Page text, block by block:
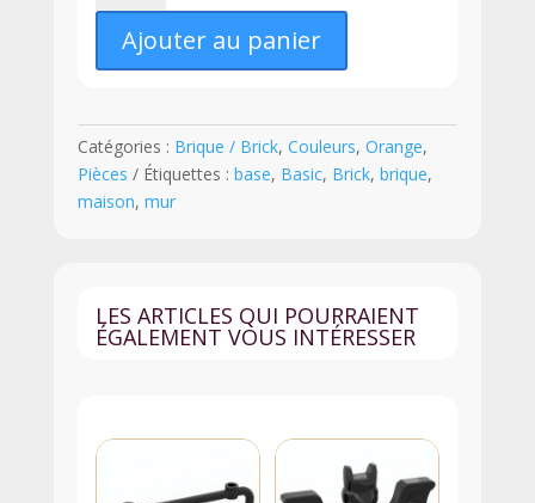
LEGO®
Brique
1
2
-
3004
-
Ajouter au panier
Catégories : Brique / Brick, Couleurs, Orange,
Pièces
Étiquettes : base, Basic, Brick, brique,
maison, mur
LES ARTICLES QUI POURRAIENT
ÉGALEMENT VOUS INTÉRESSER